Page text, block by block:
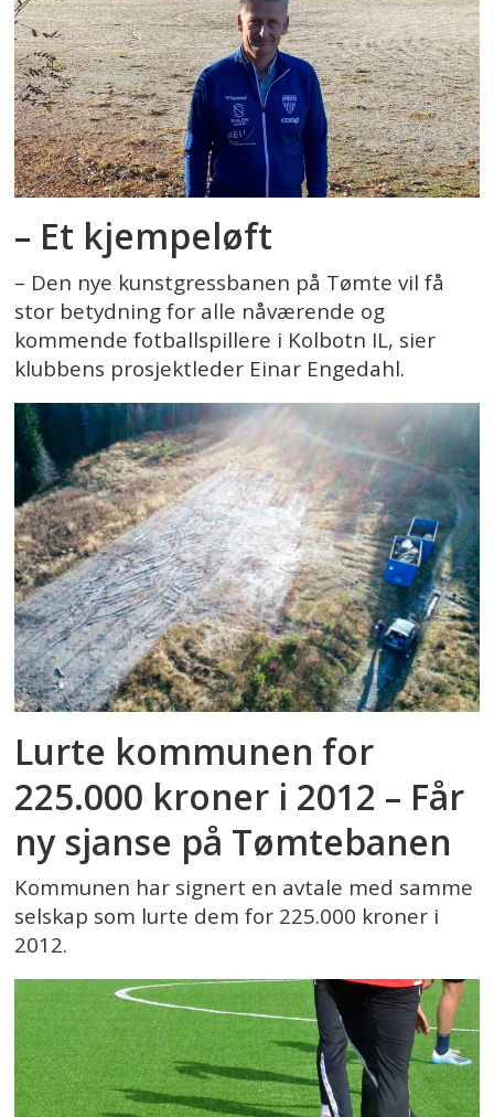
– Et kjempeløft
– Den nye kunstgressbanen på Tømte vil få
stor betydning for alle nåværende og
kommende fotballspillere i Kolbotn IL, sier
klubbens prosjektleder Einar Engedahl.
Lurte kommunen for
225.000 kroner i 2012 – Får
ny sjanse på Tømtebanen
Kommunen har signert en avtale med samme
selskap som lurte dem for 225.000 kroner i
2012.